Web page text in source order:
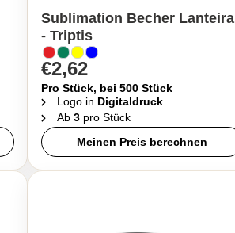
Sublimation Becher Lanteira
- Triptis
€2,62
Pro Stück, bei 500 Stück
Logo in Digitaldruck
Ab 3pro Stück
Meinen Preis berechnen